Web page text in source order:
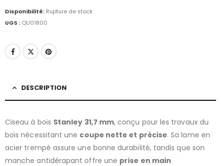
Disponibilité: Rupture de stock
UGS : QU01800
DESCRIPTION
Ciseau à bois Stanley 31,7 mm, conçu pour les travaux du
bois nécessitant une coupe nette et précise. Sa lame en
acier trempé assure une bonne durabilité, tandis que son
manche antidérapant offre une prise en main